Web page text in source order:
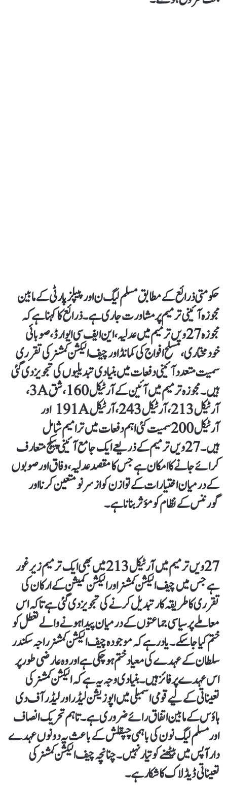
حکومتی ذرائع کے مطابق مسلم لیگ ن اور پیپلزپارٹی کے مابین
مجوزہ آئینی ترمیم پر مشاورت جاری ہے۔ ذرائع کا کہنا ہے کہ
مجوزہ 27ویں ترمیم میں عدلیہ، این ایف سی ایوارڈ، صوبائی
خودمختاری، مسلح افواج کی کمانڈ اور چیف الیکشن کمشنر کی تقرری
سمیت متعدد آئینی دفعات میں بنیادی تبدیلیوں کی تجویز دی گئی
ہیں۔ مجوزہ ترمیم میں آئین کے آرٹیکل 160، شق 3A،
آرٹیکل 213، آرٹیکل 243، آرٹیکل 191A اور
آرٹیکل 200 سمیت کئی اہم دفعات میں ترامیم شامل
ہیں۔ 27ویں ترمیم کے ذریعے ایک جامع آئینی پیکج متعارف
کرائے جانے کا امکان ہے جس کا مقصد عدلیہ، وفاق اور صوبوں
کے درمیان اختیارات کے توازن کو ازسر نو متعین کرنا اور
گورننس کے نظام کو مؤثر بنانا ہے۔
27ویں ترمیم میں آرٹیکل 213 میں بھی ایک ترمیم زیر غور
ہے جس میں چیف الیکشن کمشنر اور الیکشن کمیشن کے ارکان کی
تقرری کا طریقہ کار تبدیل کرنے کی تجویز دی گئی ہے تاکہ اس
معاملے پر سیاسی جماعتوں کے درمیان پیدا ہونے والے تعطل کو
ختم کیا جا سکے۔ یاد رہے کہ موجودہ چیف الیکشن کمشنر راجہ سکندر
سلطان کے عہدے کی معیاد ختم ہو چکی ہے اور وہ عارضی طور پر
اس عہدے پر فائز ہیں۔ بنیادی وجہ یہ ہے کہ الیکشن کمشنر کی
تعیناتی کے لیے قومی اسمبلی میں اپوزیشن لیڈر اور لیڈر آف دی
ہاؤس کے مابین اتفاق رائے ضروری ہے۔ تاہم تحریک انصاف
اور مسلم لیگ نون کی باہمی چپقلش کے باعث یہ دونوں عہدے
دار آپس میں بیٹھنے کو تیار نہیں۔ چنانچہ چیف الیکشن کمشنر کی
تعیناتی ڈیڈ لاک کا شکار ہے۔